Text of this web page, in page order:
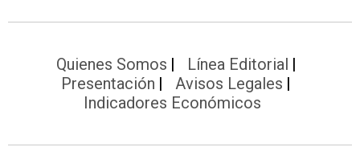
Quienes Somos
Línea Editorial
Presentación
Avisos Legales
Indicadores Económicos